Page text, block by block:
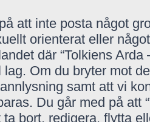
att inte posta något
orienterat eller
där “Tolkiens
lag. Om du bryter mot
samt att vi
Du går med på att
ta bort, redigera, flytta